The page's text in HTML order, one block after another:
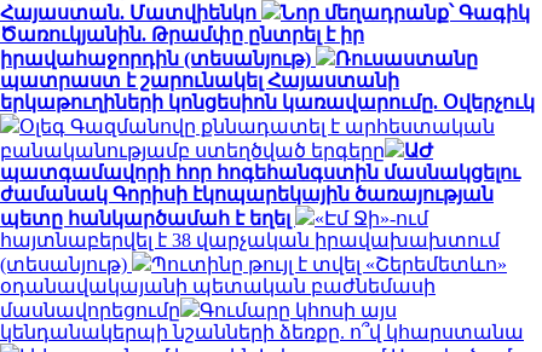
Հայաստան. Մատվիենկո
Նոր մեղադրանք՝ Գագիկ
Ծառուկյանին. Թրամփը ընտրել է իր
իրավահաջորդին (տեսանյութ)
Ռուսաստանը
պատրաստ է շարունակել Հայաստանի
երկաթուղիների կոնցեսիոն կառավարումը. Օվերչուկ
Օլեգ Գազմանովը քննադատել է արհեստական
բանականությամբ ստեղծված երգերը
ԱԺ
պատգամավորի հոր հոգեհանգստին մասնակցելու
ժամանակ Գորիսի էկոպարեկային ծառայության
պետը հանկարծամահ է եղել
«Էմ Ջի»-ում
հայտնաբերվել է 38 վարչական իրավախախտում
(տեսանյութ)
Պուտինը թույլ է տվել «Շերեմետևո»
օդանավակայանի պետական բաժնեմասի
մասնավորեցումը
Գումարը կհոսի այս
կենդանակերպի նշանների ձեռքը. ո՞վ կհարստանա